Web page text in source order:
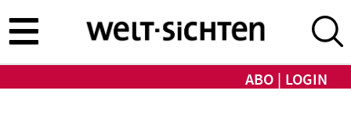
zum
Inhalt
ABO LOGIN